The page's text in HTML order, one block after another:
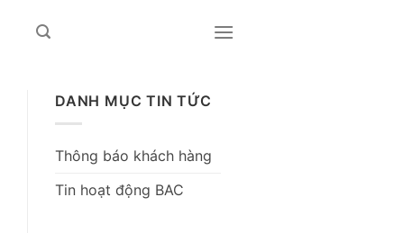
DANH MỤC TIN TỨC
Thông báo khách hàng
Tin hoạt động BAC